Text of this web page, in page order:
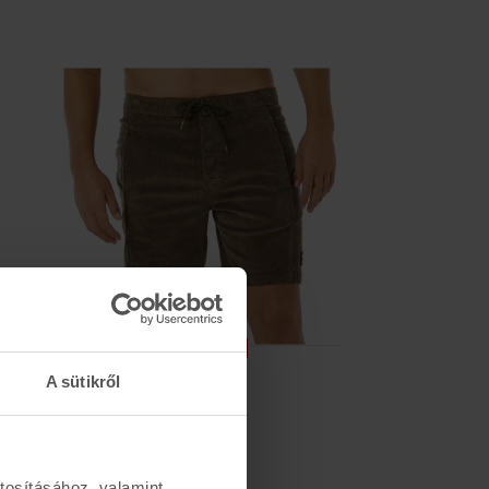
A sütikről
CLASSIC SURF CORD
WALKSHORT